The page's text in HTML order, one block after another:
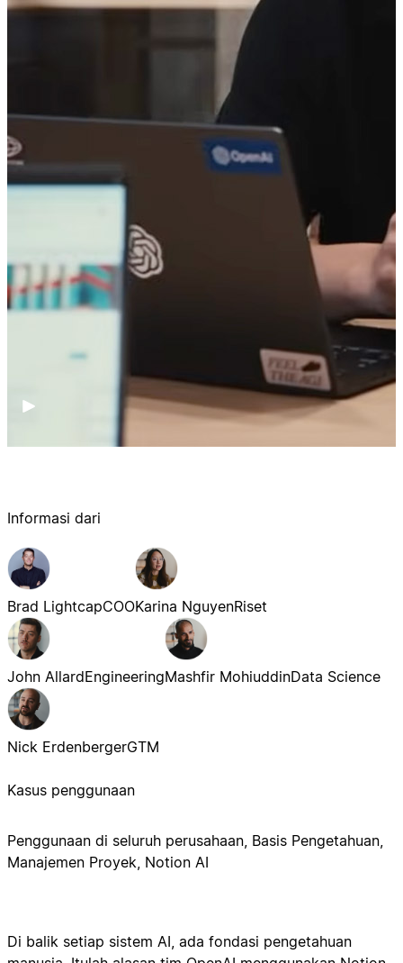
Di balik setiap sistem AI, ada fondasi pengetahuan
Informasi dari
Brad LightcapCOOKarina NguyenRiset
John AllardEngineeringMashfir MohiuddinData Science
Nick ErdenbergerGTM
Kasus penggunaan
Penggunaan di seluruh perusahaan, Basis Pengetahuan,
Manajemen Proyek, Notion AI